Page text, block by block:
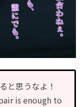
と思うなよ！
is enough to